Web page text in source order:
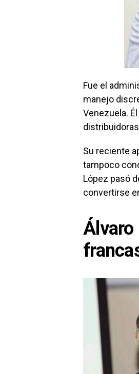
Fue el
manejo
Venezuela.
Su reciente
tampoco
López pasó
convertirse
Álvaro